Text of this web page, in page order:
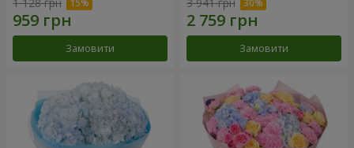
Замовити Замовити